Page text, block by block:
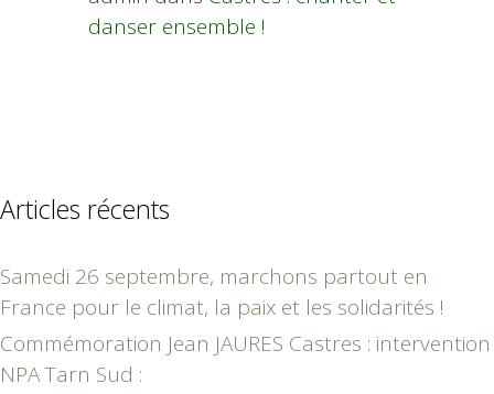
danser ensemble !
Articles récents
Samedi 26 septembre, marchons partout en
France pour le climat, la paix et les solidarités !
Commémoration Jean JAURES Castres : intervention
NPA Tarn Sud :